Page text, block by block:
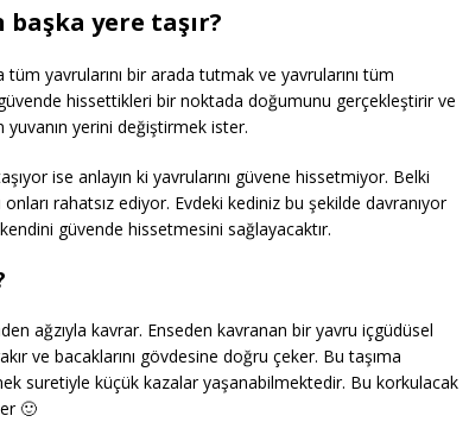
yere taşır?
yavrularını bir arada tutmak ve yavrularını tüm
hissettikleri bir noktada doğumunu gerçekleştirir ve
yerini değiştirmek ister.
ise anlayın ki yavrularını güvene hissetmiyor. Belki
rahatsız ediyor. Evdeki kediniz bu şekilde davranıyor
güvende hissetmesini sağlayacaktır.
ağzıyla kavrar. Enseden kavranan bir yavru içgüdüsel
ve bacaklarını gövdesine doğru çeker. Bu taşıma
suretiyle küçük kazalar yaşanabilmektedir. Bu korkulacak
🙂